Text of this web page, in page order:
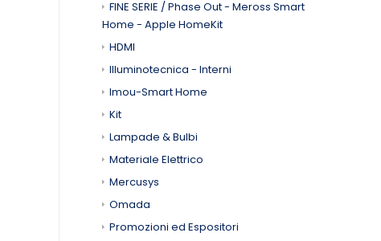
FINE SERIE / Phase Out - Meross Smart
Home - Apple HomeKit
HDMI
Illuminotecnica - Interni
Imou-Smart Home
Kit
Lampade & Bulbi
Materiale Elettrico
Mercusys
Omada
Promozioni ed Espositori